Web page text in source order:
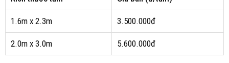
1.6m x 2.3m 3.500.000đ
2.0m x 3.0m 5.600.000đ